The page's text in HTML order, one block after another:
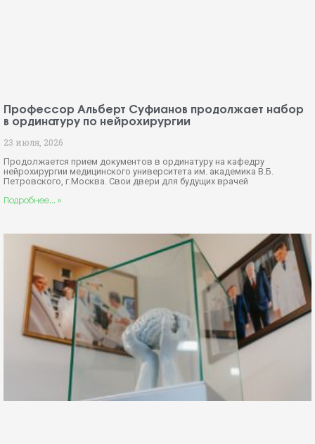
Профессор Альберт Суфианов продолжает набор
в ординатуру по нейрохирургии
23 июля, 2026
Продолжается прием документов в ординатуру на кафедру
нейрохирургии медицинского университета им. академика В.Б.
Петровского, г.Москва. Свои двери для будущих врачей
Подробнее... »